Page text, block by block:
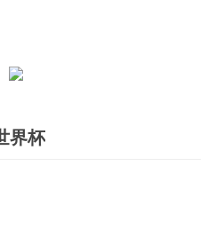
界杯